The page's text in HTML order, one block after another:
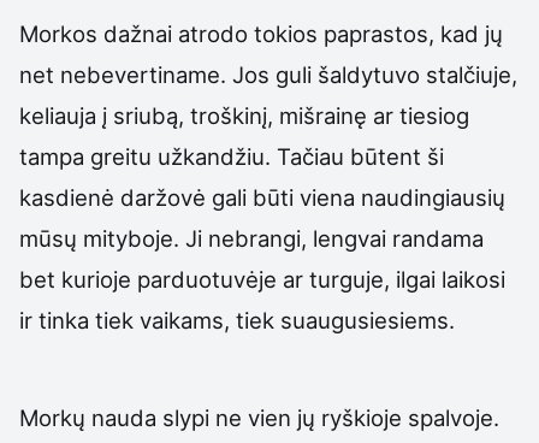
Morkos dažnai atrodo tokios paprastos, kad jų
net nebevertiname. Jos guli šaldytuvo stalčiuje,
keliauja į sriubą, troškinį, mišrainę ar tiesiog
tampa greitu užkandžiu. Tačiau būtent ši
kasdienė daržovė gali būti viena naudingiausių
mūsų mityboje. Ji nebrangi, lengvai randama
bet kurioje parduotuvėje ar turguje, ilgai laikosi
ir tinka tiek vaikams, tiek suaugusiesiems.
Morkų nauda slypi ne vien jų ryškioje spalvoje.